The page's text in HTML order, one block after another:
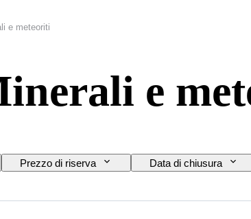
e meteoriti
e
Prezzo di riserva Data di chiusura